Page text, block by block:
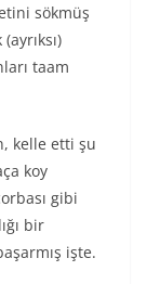
sökmüş
taam
kelle etti şu
koy
gibi
bir
işte.